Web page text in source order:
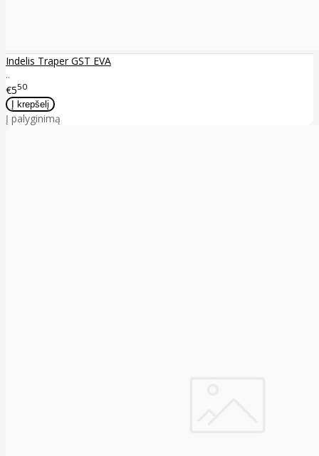
Indelis Traper GST EVA
..
€550
Į palyginimą